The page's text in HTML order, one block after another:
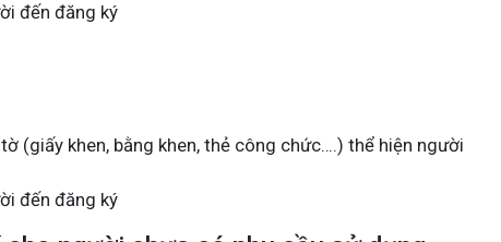
đến đăng ký
(giấy khen, bằng khen, thẻ công chức….) thể hiện người
đến đăng ký